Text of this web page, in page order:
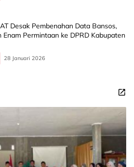
Desak Pembenahan Data Bansos,
Enam Permintaan ke DPRD Kabupaten
28 Januari 2026